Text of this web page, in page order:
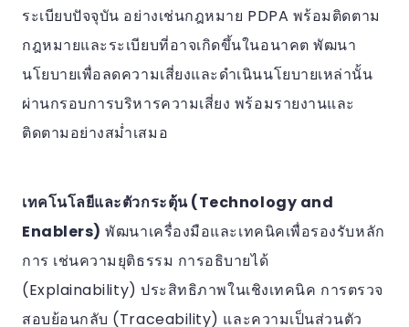
ระเบียบปัจจุบัน อย่างเช่นกฎหมาย PDPA พร้อมติดตาม
กฎหมายและระเบียบที่อาจเกิดขึ้นในอนาคต พัฒนา
นโยบายเพื่อลดความเสี่ยงและดำเนินนโยบายเหล่านั้น
ผ่านกรอบการบริหารความเสี่ยง พร้อมรายงานและ
ติดตามอย่างสม่ำเสมอ
เทคโนโลยีและตัวกระตุ้น (Technology and
Enablers) พัฒนาเครื่องมือและเทคนิคเพื่อรองรับหลัก
การ เช่นความยุติธรรม การอธิบายได้
(Explainability) ประสิทธิภาพในเชิงเทคนิค การตรวจ
สอบย้อนกลับ (Traceability) และความเป็นส่วนตัว